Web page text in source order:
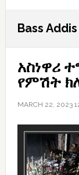
Bass Addis
አስነዋሪ
የምሽት
MARCH 22, 2023